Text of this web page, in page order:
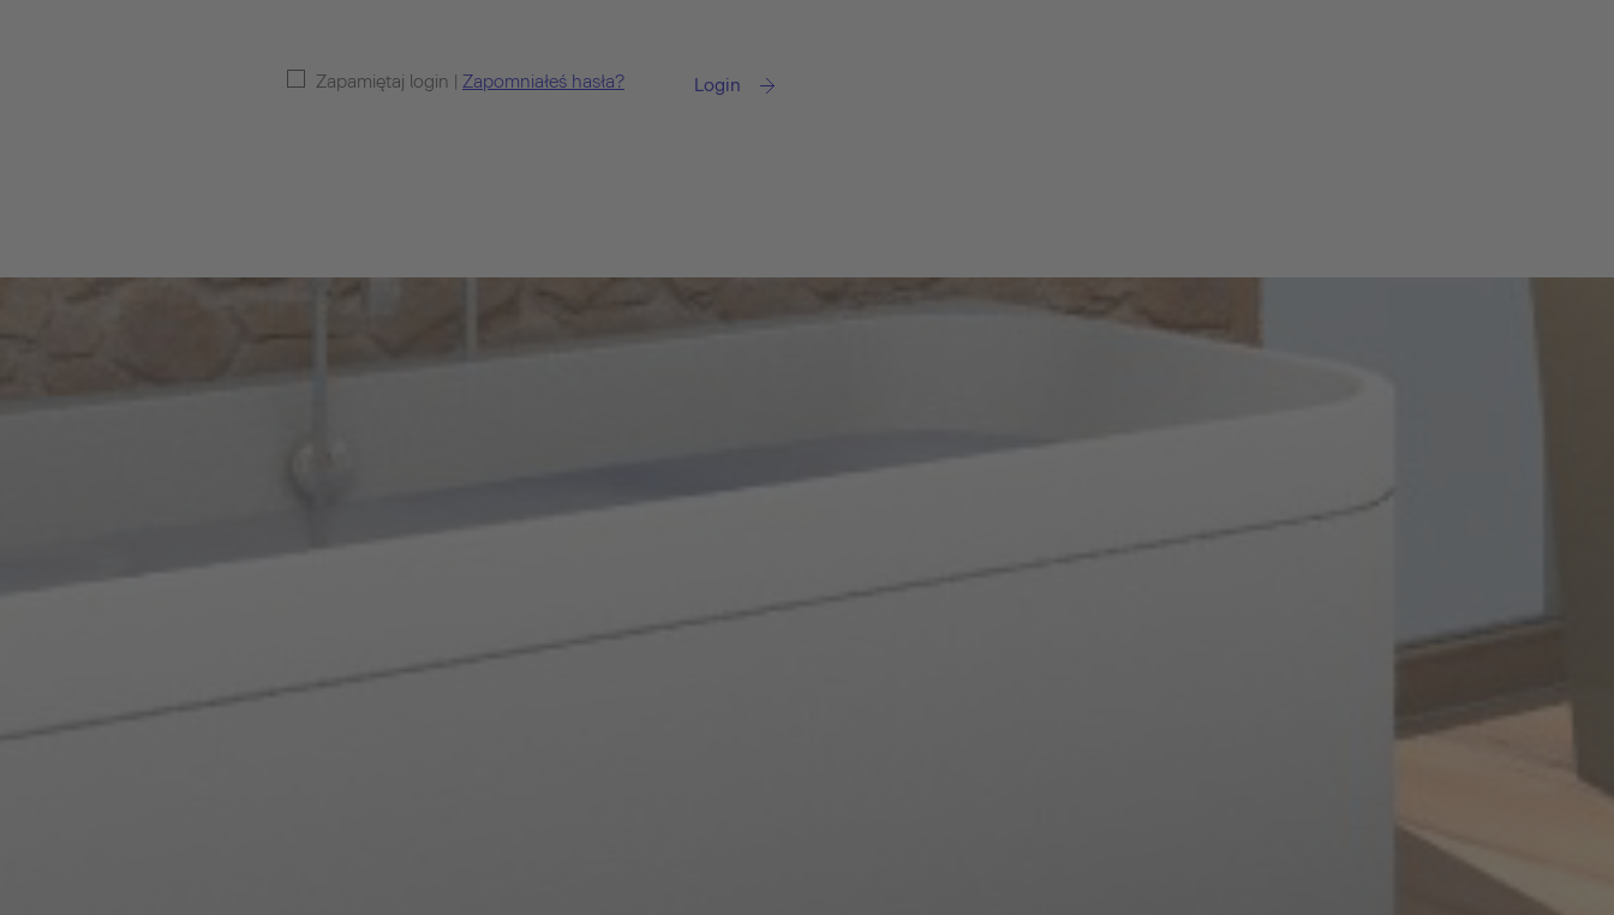
Zapamiętaj login | Zapomniałeś hasła? Login